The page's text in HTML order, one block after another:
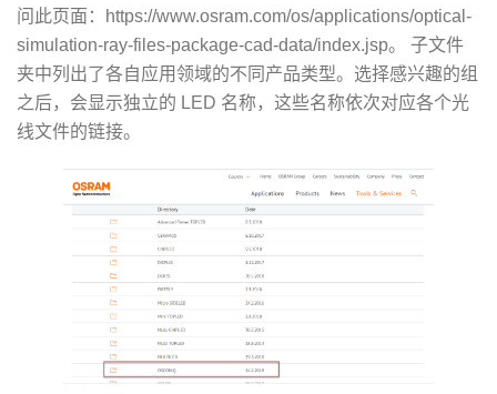
问此页面：https://www.osram.com/os/applications/optical-
simulation-ray-files-package-cad-data/index.jsp。 子文件
夹中列出了各自应用领域的不同产品类型。选择感兴趣的组
之后，会显示独立的 LED 名称，这些名称依次对应各个光
线文件的链接。